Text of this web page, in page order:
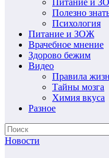
Питание и
Полезно
Психология
Питание и ЗОЖ
Врачебное мнение
Здорово бежим
Видео
Правила
Тайны мозга
Химия вкуса
Разное
Новости